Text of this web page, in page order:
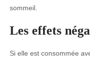
sommeil.
Les effets
Si elle est consommée